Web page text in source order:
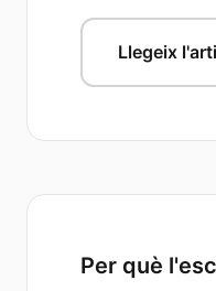
Llegeix
Per què